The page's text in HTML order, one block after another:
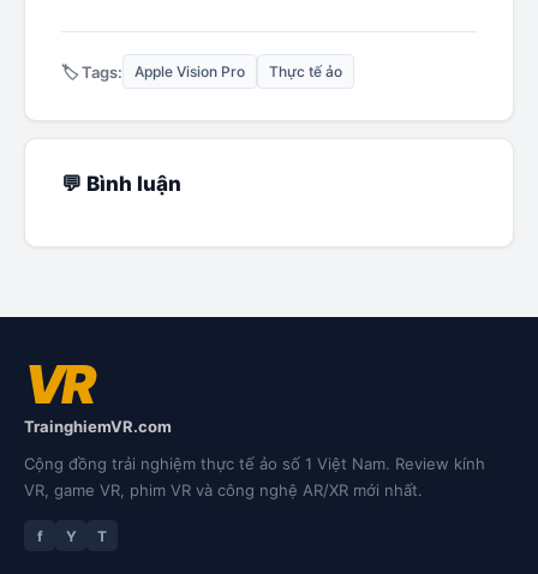
🏷️ Tags: Apple Vision Pro Thực tế ảo
💬 Bình luận
VR
TrainghiemVR.com
Cộng đồng trải nghiệm thực tế ảo số 1 Việt Nam. Review kính
VR, game VR, phim VR và công nghệ AR/XR mới nhất.
f Y T